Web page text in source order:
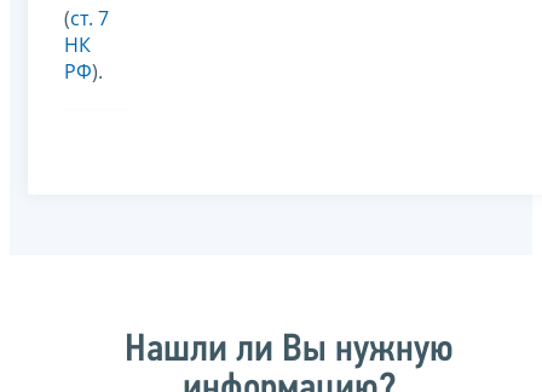
(ст. 7
НК
РФ).
Нашли ли Вы нужную